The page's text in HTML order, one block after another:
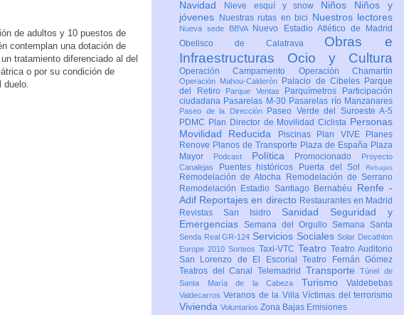
de adultos y 10 puestos de
contemplan una dotación de
tratamiento diferenciado al del
o por su condición de
Navidad Nieve esquí y snow Niños Niños y
jóvenes
Nuestras rutas en bici Nuestros lectores
Nueva sede BBVA
Nuevo Estadio Atlético de Madrid
Obelisco de Calatrava Obras e
Infraestructuras Ocio y Cultura
Operación Campamento Operación Chamartín
Operación Mahou-Calderón Palacio de Cibeles Parque
del Retiro
Parque Ventas Parquímetros
Participación
ciudadana Pasarelas M-30 Pasarelas río Manzanares
Paseo de la Dirección
Paseo Verde del Suroeste A-5
PDMC Plan Director de Movilidad Ciclista Personas
Movilidad Reducida
Piscinas Plan VIVE
Planes
Renove Planos de Transporte Plaza de España Plaza
Mayor
Podcast Política Promocionado
Proyecto
Canalejas
Puentes históricos Puerta del Sol Rebajas
Remodelación de Atocha
Remodelación de Serrano
Remodelación Estadio Santiago Bernabéu Renfe -
Adif Reportajes en directo Restaurantes en Madrid
Revistas San Isidro Sanidad Seguridad y
Emergencias Semana del Orgullo Semana Santa
Senda Real GR-124 Servicios SocialesSolar Decathlon
Europe 2010 Sorteos Taxi-VTC Teatro Teatro Auditorio
San Lorenzo de El EscorialTeatro Fernán Gómez
Teatros del Canal Telemadrid TransporteTúnel de
Santa María de la Cabeza Turismo Valdebebas
ValdecarrosVeranos de la VillaVíctimas del terrorismo
Vivienda Voluntarios Zona Bajas Emisiones